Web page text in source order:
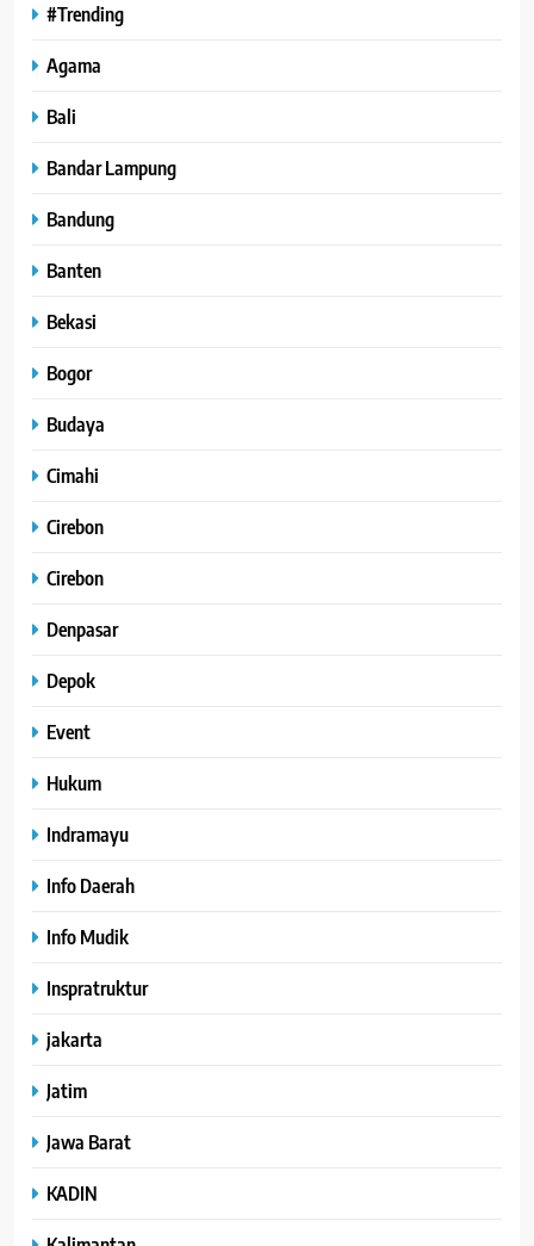
#Trending
Agama
Bali
Bandar Lampung
Bandung
Banten
Bekasi
Bogor
Budaya
Cimahi
Cirebon
Cirebon
Denpasar
Depok
Event
Hukum
Indramayu
Info Daerah
Info Mudik
Inspratruktur
jakarta
Jatim
Jawa Barat
KADIN